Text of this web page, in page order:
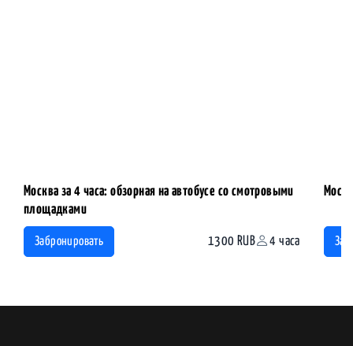
Москва за 4 часа: обзорная на автобусе со смотровыми
площадками
Забронировать 1300 RUB 4 часа